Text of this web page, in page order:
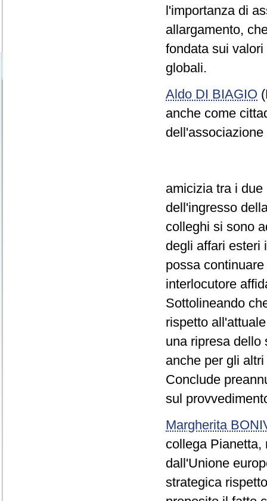
l'importanza di
allargamento,
fondata sui
globali.
Aldo DI BIAGIO
anche come
amicizia tra i
dell'ingresso
colleghi si sono
degli affari esteri
possa
interlocutore
Sottolineando
rispetto
una ripresa dello
anche per gli
Conclude
sul
Margherita
collega Pianetta,
dall'Unione
strategica